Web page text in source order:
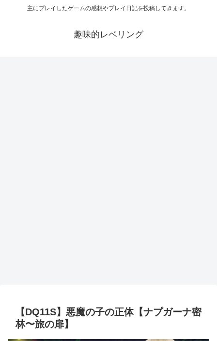
主にプレイしたゲームの感想やプレイ日記を投稿してきます。
趣味的レベリング
【DQ11S】悪魔の子の正体【ナプガーナ密
林〜旅の扉】